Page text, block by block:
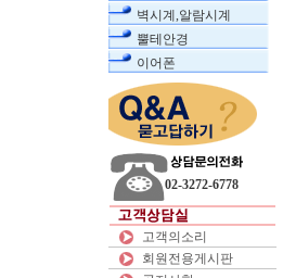
벽시계,알람시계
뿔테안경
이어폰
02-3272-6778
고객의소리
회원전용게시판